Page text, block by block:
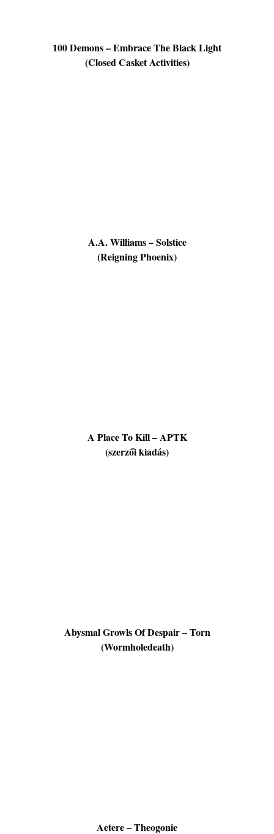
100 Demons – Embrace The Black Light
(Closed Casket Activities)
A.A. Williams – Solstice
(Reigning Phoenix)
A Place To Kill – APTK
(szerzői kiadás)
Abysmal Growls Of Despair – Torn
(Wormholedeath)
Aetere – Theogonie